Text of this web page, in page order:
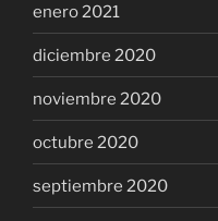
enero 2021
diciembre 2020
noviembre 2020
octubre 2020
septiembre 2020